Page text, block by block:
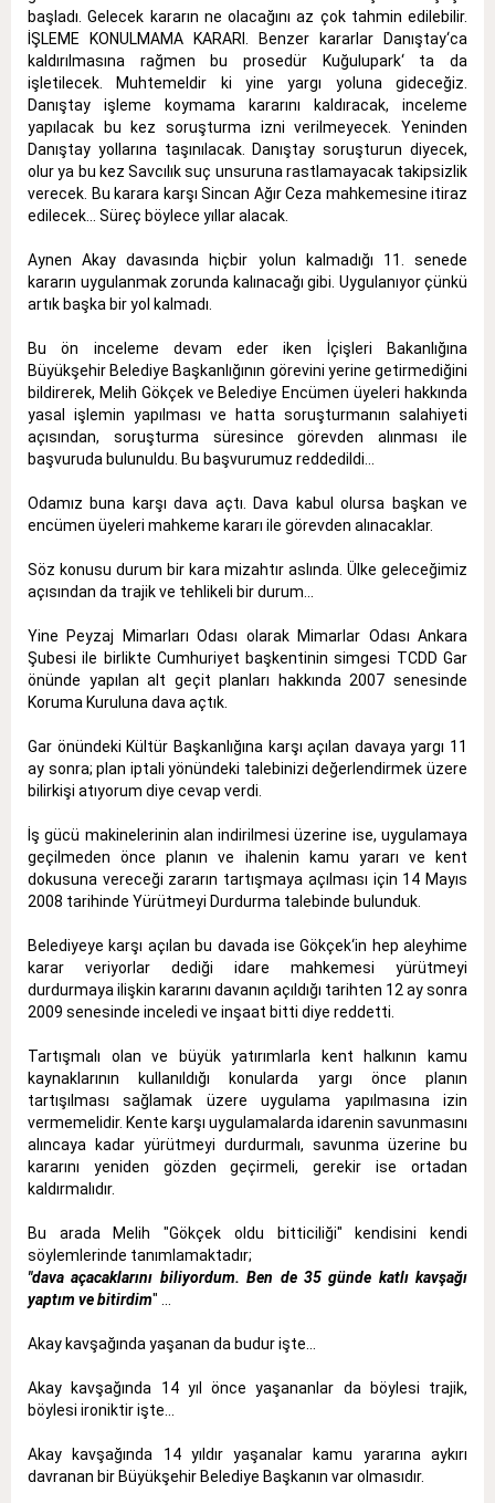
başladı. Gelecek kararın ne olacağını az çok tahmin edilebilir.
İŞLEME KONULMAMA KARARI. Benzer kararlar Danıştay‘ca
kaldırılmasına rağmen bu prosedür Kuğulupark‘ ta da
işletilecek. Muhtemeldir ki yine yargı yoluna gideceğiz.
Danıştay işleme koymama kararını kaldıracak, inceleme
yapılacak bu kez soruşturma izni verilmeyecek. Yeninden
Danıştay yollarına taşınılacak. Danıştay soruşturun diyecek,
olur ya bu kez Savcılık suç unsuruna rastlamayacak takipsizlik
verecek. Bu karara karşı Sincan Ağır Ceza mahkemesine itiraz
edilecek... Süreç böylece yıllar alacak.
Aynen Akay davasında hiçbir yolun kalmadığı 11. senede
kararın uygulanmak zorunda kalınacağı gibi. Uygulanıyor çünkü
artık başka bir yol kalmadı.
Bu ön inceleme devam eder iken İçişleri Bakanlığına
Büyükşehir Belediye Başkanlığının görevini yerine getirmediğini
bildirerek, Melih Gökçek ve Belediye Encümen üyeleri hakkında
yasal işlemin yapılması ve hatta soruşturmanın salahiyeti
açısından, soruşturma süresince görevden alınması ile
başvuruda bulunuldu. Bu başvurumuz reddedildi...
Odamız buna karşı dava açtı. Dava kabul olursa başkan ve
encümen üyeleri mahkeme kararı ile görevden alınacaklar.
Söz konusu durum bir kara mizahtır aslında. Ülke geleceğimiz
açısından da trajik ve tehlikeli bir durum...
Yine Peyzaj Mimarları Odası olarak Mimarlar Odası Ankara
Şubesi ile birlikte Cumhuriyet başkentinin simgesi TCDD Gar
önünde yapılan alt geçit planları hakkında 2007 senesinde
Koruma Kuruluna dava açtık.
Gar önündeki Kültür Başkanlığına karşı açılan davaya yargı 11
ay sonra; plan iptali yönündeki talebinizi değerlendirmek üzere
bilirkişi atıyorum diye cevap verdi.
İş gücü makinelerinin alan indirilmesi üzerine ise, uygulamaya
geçilmeden önce planın ve ihalenin kamu yararı ve kent
dokusuna vereceği zararın tartışmaya açılması için 14 Mayıs
2008 tarihinde Yürütmeyi Durdurma talebinde bulunduk.
Belediyeye karşı açılan bu davada ise Gökçek‘in hep aleyhime
karar veriyorlar dediği idare mahkemesi yürütmeyi
durdurmaya ilişkin kararını davanın açıldığı tarihten 12 ay sonra
2009 senesinde inceledi ve inşaat bitti diye reddetti.
Tartışmalı olan ve büyük yatırımlarla kent halkının kamu
kaynaklarının kullanıldığı konularda yargı önce planın
tartışılması sağlamak üzere uygulama yapılmasına izin
vermemelidir. Kente karşı uygulamalarda idarenin savunmasını
alıncaya kadar yürütmeyi durdurmalı, savunma üzerine bu
kararını yeniden gözden geçirmeli, gerekir ise ortadan
kaldırmalıdır.
Bu arada Melih "Gökçek oldu bitticiliği" kendisini kendi
söylemlerinde tanımlamaktadır;
"dava açacaklarını biliyordum. Ben de 35 günde katlı kavşağı
yaptım ve bitirdim" ...
Akay kavşağında yaşanan da budur işte...
Akay kavşağında 14 yıl önce yaşananlar da böylesi trajik,
böylesi ironiktir işte...
Akay kavşağında 14 yıldır yaşanalar kamu yararına aykırı
davranan bir Büyükşehir Belediye Başkanın var olmasıdır.